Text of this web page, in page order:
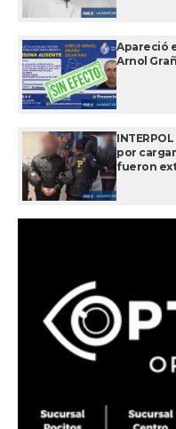
Apareció
Arnol
por
fueron